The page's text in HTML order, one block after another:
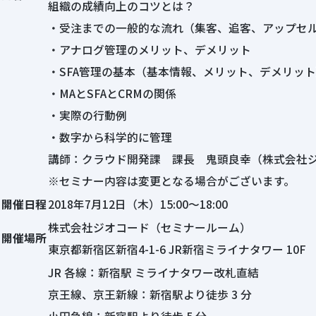
組織の成績向上のコツとは？
・受注までの一般的な流れ（集客、追客、アップセル
・アナログ管理のメリット、デメリット
・SFA管理の基本（基本情報、メリット、デメリット
・MAとSFAとCRMの関係
・実際の行動例
・数字から科学的に管理
講師：クラウド開発課 課長 鬼頭良幸（株式会社ジ
※セミナー内容は変更となる場合がございます。
開催日程2018年7月12日（木）15:00〜18:00
開催場所
株式会社ジオコード（セミナールーム）
東京都新宿区新宿4-1-6 JR新宿ミライナタワー 10F
JR 各線：新宿駅 ミライナタワー改札直結
京王線、京王新線：新宿駅より徒歩 3 分